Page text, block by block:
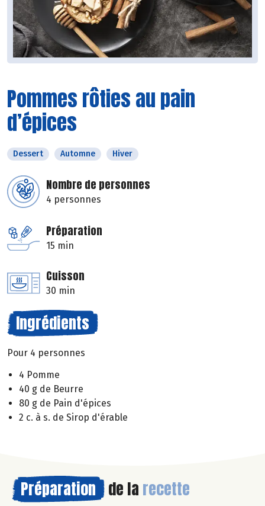
Pommes rôties au pain
d’épices
Dessert Automne Hiver
Nombre de personnes
4 personnes
Préparation
15 min
Cuisson
30 min
Ingrédients
Pour 4 personnes
4 Pomme
40 g de Beurre
80 g de Pain d'épices
2 c. à s. de Sirop d'érable
Préparation de la recette